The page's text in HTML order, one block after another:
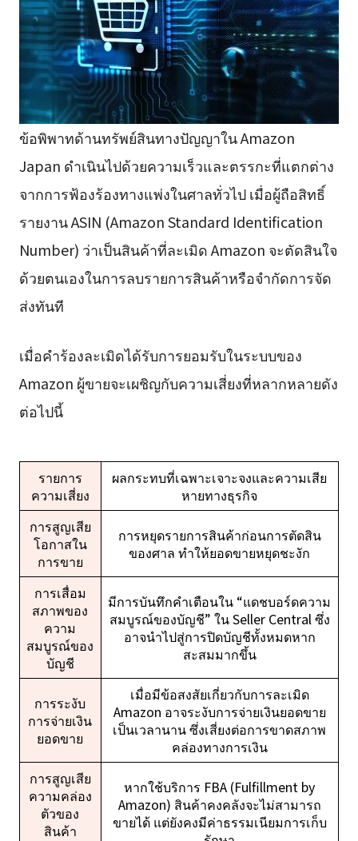
ข้อพิพาทด้านทรัพย์สินทางปัญญาใน Amazon
Japan ดำเนินไปด้วยความเร็วและตรรกะที่แตกต่าง
จากการฟ้องร้องทางแพ่งในศาลทั่วไป เมื่อผู้ถือสิทธิ์
รายงาน ASIN (Amazon Standard Identification
Number) ว่าเป็นสินค้าที่ละเมิด Amazon จะตัดสินใจ
ด้วยตนเองในการลบรายการสินค้าหรือจำกัดการจัด
ส่งทันที
เมื่อคำร้องละเมิดได้รับการยอมรับในระบบของ
Amazon ผู้ขายจะเผชิญกับความเสี่ยงที่หลากหลายดัง
ต่อไปนี้
รายการ
ความเสี่ยง
ผลกระทบที่เฉพาะเจาะจงและความเสีย
หายทางธุรกิจ
การสูญเสีย
โอกาสใน
การขาย
การหยุดรายการสินค้าก่อนการตัดสิน
ของศาล ทำให้ยอดขายหยุดชะงัก
การเสื่อม
สภาพของ
ความ
สมบูรณ์ของ
บัญชี
มีการบันทึกคำเตือนใน “แดชบอร์ดความ
สมบูรณ์ของบัญชี” ใน Seller Central ซึ่ง
อาจนำไปสู่การปิดบัญชีทั้งหมดหาก
สะสมมากขึ้น
การระงับ
การจ่ายเงิน
ยอดขาย
เมื่อมีข้อสงสัยเกี่ยวกับการละเมิด
Amazon อาจระงับการจ่ายเงินยอดขาย
เป็นเวลานาน ซึ่งเสี่ยงต่อการขาดสภาพ
คล่องทางการเงิน
การสูญเสีย
ความคล่อง
ตัวของ
สินค้า
หากใช้บริการ FBA (Fulfillment by
Amazon) สินค้าคงคลังจะไม่สามารถ
ขายได้ แต่ยังคงมีค่าธรรมเนียมการเก็บ